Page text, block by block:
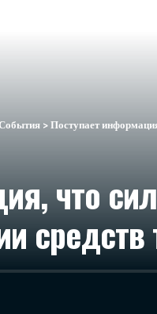
>Поступает
что
средств